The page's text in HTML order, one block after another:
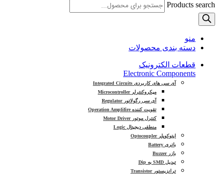
Products search
منو
دسته بندی محصولات
قطعات الکترونیک
Electronic Components
آی سی های کاربردی Integrated Circuits
میکروکنترلر Microcontroller
آی سی رگولاتور Regulator
تقویت کننده Operation Amplifire
کنترل موتور Motor Driver
منطقی دیجیتال Logic
اپتوکوپلر Optocoupler
باتری Battery
بازر Buzzer
تبدیل SMD به Dip
ترانزیستور Transistor